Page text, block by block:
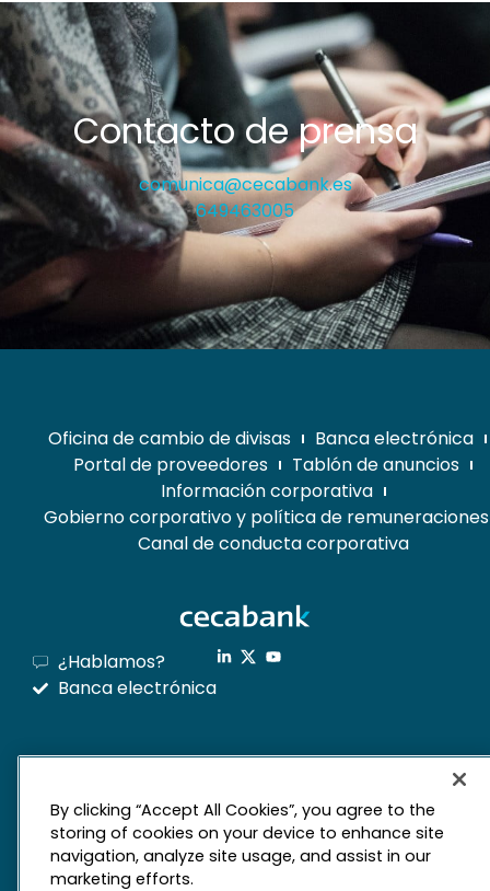
Contacto de prensa
comunica@cecabank.es
649463005
Oficina de cambio de divisas
Banca electrónica
Portal de proveedores
Tablón de anuncios
Información corporativa
Gobierno corporativo y política de remuneraciones
Canal de conducta corporativa
¿Hablamos?
Banca electrónica
Aviso legal
Derechos de privacidad
Política de cookies
By clicking “Accept All Cookies”, you agree to the
storing of cookies on your device to enhance site
navigation, analyze site usage, and assist in our
marketing efforts.